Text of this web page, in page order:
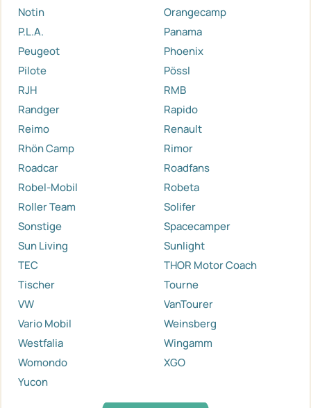
Notin
Orangecamp
P.L.A.
Panama
Peugeot
Phoenix
Pilote
Pössl
RJH
RMB
Randger
Rapido
Reimo
Renault
Rhön Camp
Rimor
Roadcar
Roadfans
Robel-Mobil
Robeta
Roller Team
Solifer
Sonstige
Spacecamper
Sun Living
Sunlight
TEC
THOR Motor Coach
Tischer
Tourne
VW
VanTourer
Vario Mobil
Weinsberg
Westfalia
Wingamm
Womondo
XGO
Yucon